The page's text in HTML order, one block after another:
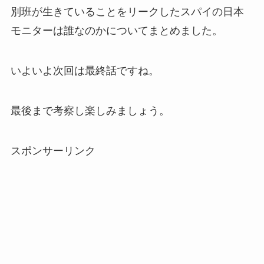
別班が生きていることをリークしたスパイの日本
モニターは誰なのかについてまとめました。
いよいよ次回は最終話ですね。
最後まで考察し楽しみましょう。
スポンサーリンク